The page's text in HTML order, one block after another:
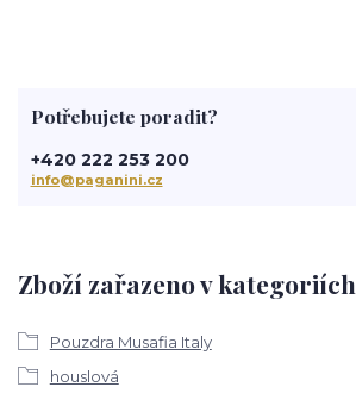
Zboží zařazeno v kategoriích
Pouzdra Musafia Italy
houslová
Potřebujete poradit?
+420 222 253 200
info@paganini.cz